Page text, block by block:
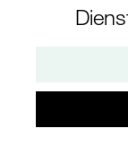
Deckpl.,
SP-320-PA-
STAUFF